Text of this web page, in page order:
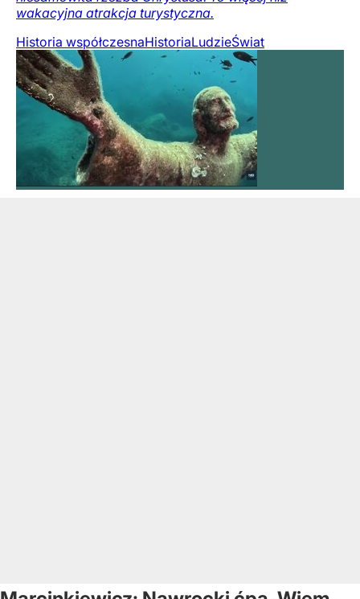
wakacyjna atrakcja turystyczna.
Historia współczesnaHistoriaLudzieŚwiat